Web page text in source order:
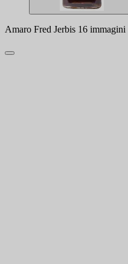
Amaro Fred Jerbis 16 immagini